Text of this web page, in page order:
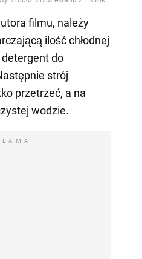
filmu, należy
ilość chłodnej
detergent do
strój
przetrzeć, a na
wodzie.